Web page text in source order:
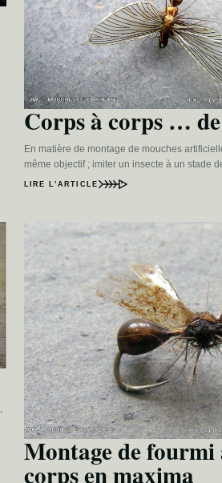
Corps à corps …
En matière de montage de mouches
même objectif ; imiter un insecte à un stade
LIRE L’ARTICLE
Montage de fourmi
corps en maxima